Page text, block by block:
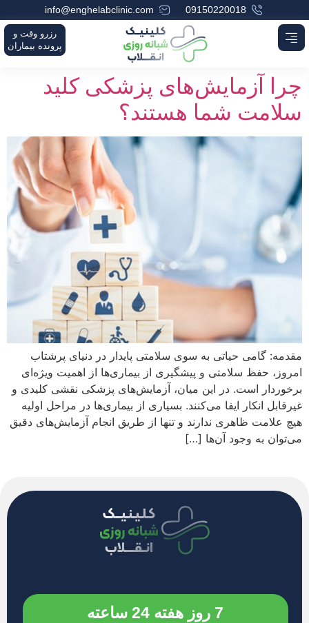
09150220018
info@enghelabclinic.com
رزرو وقت و
پرونده بیماران
چرا آزمایش‌های پزشکی کلید
سلامت شما هستند؟
مقدمه: گامی حیاتی به سوی سلامتی پایدار در دنیای پرشتاب
امروز، حفظ سلامتی و پیشگیری از بیماری‌ها از اهمیت ویژه‌ای
برخوردار است. در این میان، آزمایش‌های پزشکی نقشی کلیدی و
غیرقابل انکار ایفا می‌کنند. بسیاری از بیماری‌ها در مراحل اولیه
هیچ علامت ظاهری ندارند و تنها از طریق انجام آزمایش‌های دقیق
می‌توان به وجود آن‌ها […]
7 روز هفته 24 ساعته